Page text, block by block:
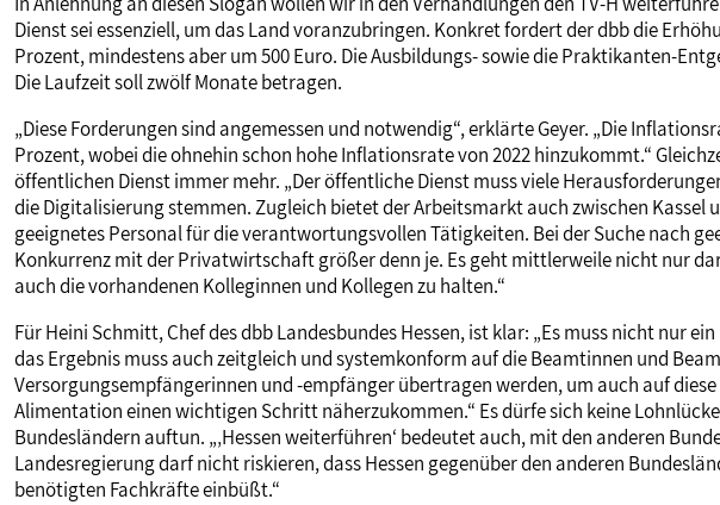
Dienst sei essenziell, um das Land voranzubringen. Konkret fordert der dbb die
Prozent, mindestens aber um 500 Euro. Die Ausbildungs- sowie die Praktikanten-
Die Laufzeit soll zwölf Monate betragen.
„Diese Forderungen sind angemessen und notwendig“, erklärte Geyer. „Die
Prozent, wobei die ohnehin schon hohe Inflationsrate von 2022 hinzukommt.“
öffentlichen Dienst immer mehr. „Der öffentliche Dienst muss viele
die Digitalisierung stemmen. Zugleich bietet der Arbeitsmarkt auch zwischen Kassel
geeignetes Personal für die verantwortungsvollen Tätigkeiten. Bei der Suche nach
Konkurrenz mit der Privatwirtschaft größer denn je. Es geht mittlerweile nicht nur
auch die vorhandenen Kolleginnen und Kollegen zu halten.“
Für Heini Schmitt, Chef des dbb Landesbundes Hessen, ist klar: „Es muss nicht nur
das Ergebnis muss auch zeitgleich und systemkonform auf die Beamtinnen und
Versorgungsempfängerinnen und -empfänger übertragen werden, um auch auf
Alimentation einen wichtigen Schritt näherzukommen.“ Es dürfe sich keine
Bundesländern auftun. „‚Hessen weiterführen‘ bedeutet auch, mit den anderen
Landesregierung darf nicht riskieren, dass Hessen gegenüber den anderen
benötigten Fachkräfte einbüßt.“